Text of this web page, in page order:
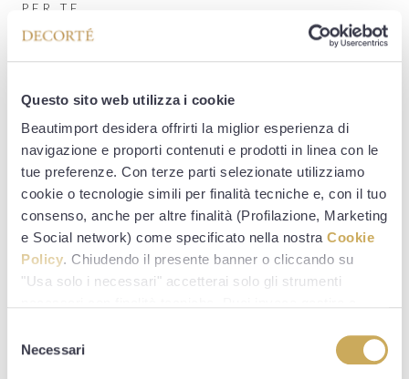
Questo sito web utilizza i cookie
Beautimport desidera offrirti la miglior esperienza di
navigazione e proporti contenuti e prodotti in linea con le
tue preferenze. Con terze parti selezionate utilizziamo
cookie o tecnologie simili per finalità tecniche e, con il tuo
consenso, anche per altre finalità (Profilazione, Marketing
e Social network) come specificato nella nostra Cookie
Policy. Chiudendo il presente banner o cliccando su
"Usa solo i necessari" accetterai solo gli strumenti
cliccando su “Gestisci impostazioni”. Per maggiori
informazioni sulle modalità e finalità per cui Beautimport
Necessari
PER TE
I vantaggi di Decorté Sun
Shelter
SPF 50 - Protezione completa dai raggi UV.
Protezione molto alta dai raggi UVA e UVB, i maggiori
responsabili degli effetti dell'invecchiamento.
Blocca i fattori di stress ambientale.
Velo altamente protettivo da usare anche in città, che
blocca i fattori di stress ambientale, come lo smog e le
Trattamento che protegge la pelle dai danni della